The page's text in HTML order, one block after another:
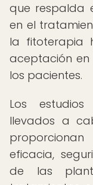
que respalda
en el
la fitoterapia
aceptación
los pacientes.
Los
llevados a
eficacia,
de las